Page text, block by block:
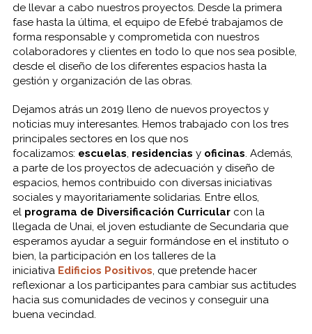
de llevar a cabo nuestros proyectos. Desde la primera
fase hasta la última, el equipo de Efebé trabajamos de
forma responsable y comprometida con nuestros
colaboradores y clientes en todo lo que nos sea posible,
desde el diseño de los diferentes espacios hasta la
gestión y organización de las obras.
Dejamos atrás un 2019 lleno de nuevos proyectos y
noticias muy interesantes. Hemos trabajado con los tres
principales sectores en los que nos
focalizamos: escuelas, residencias y oficinas. Además,
a parte de los proyectos de adecuación y diseño de
espacios, hemos contribuido con diversas iniciativas
sociales y mayoritariamente solidarias. Entre ellos,
el programa de Diversificación Curricularcon la
llegada de Unai, el joven estudiante de Secundaria que
esperamos ayudar a seguir formándose en el instituto o
bien, la participación en los talleres de la
iniciativa Edificios Positivos, que pretende hacer
reflexionar a los participantes para cambiar sus actitudes
hacia sus comunidades de vecinos y conseguir una
buena vecindad.